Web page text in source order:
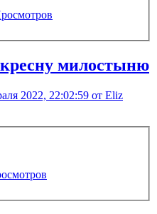
милостыню
2022, 22:02:59 от Eliz